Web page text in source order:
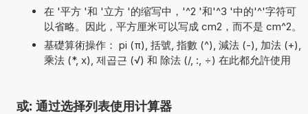
在 '平方 '和 '立方 '的缩写中，'^2 '和'^3 '中的'^'字符可
以省略。因此，平方厘米可以写成 cm2，而不是 cm^2。
基礎算術操作： pi (π), 括號, 指數 (^), 減法 (-), 加法 (+),
乘法 (*, x), 제곱근 (√) 和 除法 (/, :, ÷) 在此都允許使用
或: 通过选择列表使用计算器